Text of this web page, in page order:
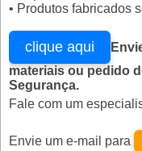
• Produtos fabricados
clique aqui
materiais ou pedido
Segurança.
Fale com um
Envie um e-mail para